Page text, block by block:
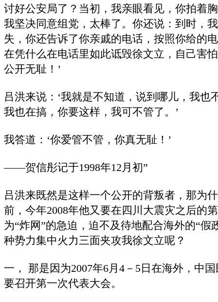
讨好公安局了？当初，我亲眼看见，你拍着
我坚决同意组党，太棒了。你还说：到时，
失，你还告诉了你亲戚的电话，按照你给
在凭什么在电话里如此诋毁徐文立，自己害
公开无耻！’
吕洪来说：‘我就是不知道，说到哪儿，我也
我也在搞，你要这样，我可不管了。’
我答道：‘你爱管不管，你真无耻！’
——贺信彤记于1998年12月初”
吕洪来既然是这样一个公开的背叛者，那为
前，今年2008年他又要在四川大震灾之后的
为“炸网”的急迫，迫不及待地配合海外的“假
种势力集中火力三面夹攻我徐文立呢？
一， 那是因为2007年6月4－5日在海外，中
要召开第一次代表大会。